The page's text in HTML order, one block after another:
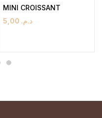
MINI CROISSANT
د.م.